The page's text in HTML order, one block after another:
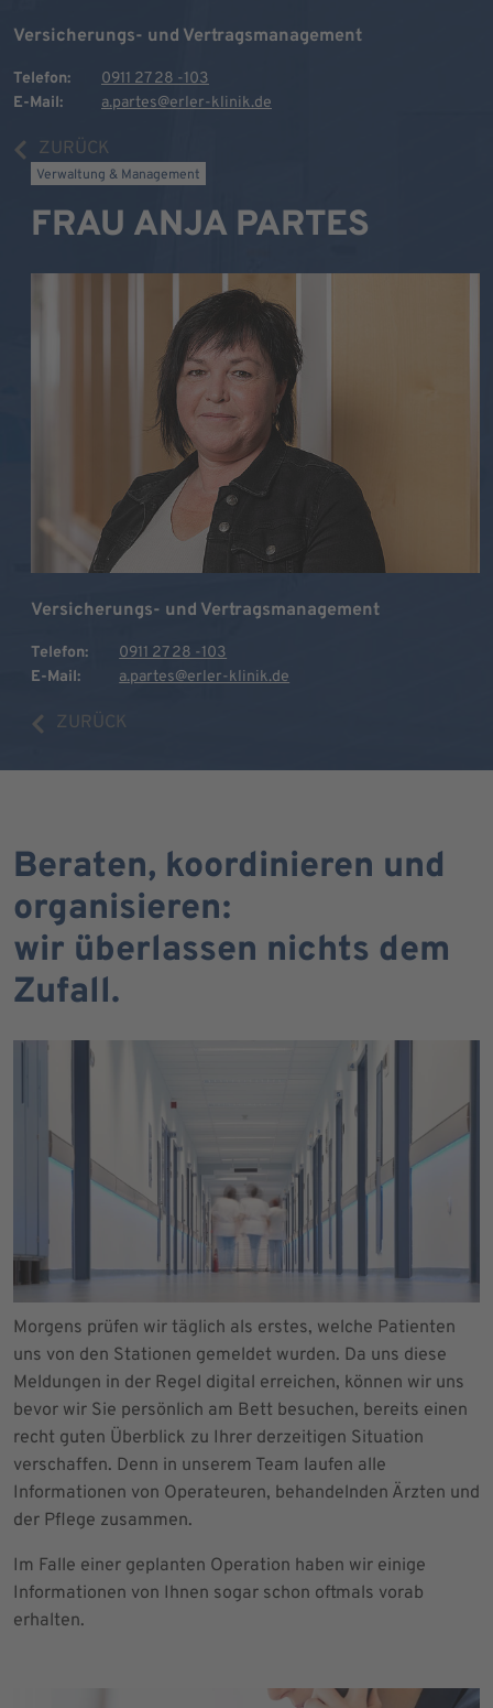
Versicherungs- und Vertragsmanagement
Telefon:
0911 27 28 -103
E-Mail:
a.partes@erler-klinik.de
ZURÜCK
Verwaltung & Management
FRAU ANJA PARTES
Versicherungs- und Vertragsmanagement
Telefon:
0911 27 28 -103
E-Mail:
a.partes@erler-klinik.de
ZURÜCK
Beraten, koordinieren und
organisieren:
wir überlassen nichts dem
Zufall.
Morgens prüfen wir täglich als erstes, welche Patienten
uns von den Stationen gemeldet wurden. Da uns diese
Meldungen in der Regel digital erreichen, können wir uns
bevor wir Sie persönlich am Bett besuchen, bereits einen
recht guten Überblick zu Ihrer derzeitigen Situation
verschaffen. Denn in unserem Team laufen alle
Informationen von Operateuren, behandelnden Ärzten und
der Pflege zusammen.
Im Falle einer geplanten Operation haben wir einige
Informationen von Ihnen sogar schon oftmals vorab
erhalten.